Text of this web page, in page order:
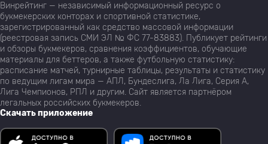
Винрейтинг — независимый информационный ресурс о
букмекерских конторах и спортивной статистике,
зарегистрированный как средство массовой информации
(реестровая запись СМИ ЭЛ № ФС 77-83883). Публикует рейтинги
и обзоры букмекеров, сравнения коэффициентов, обучающие
материалы для беттеров, а также футбольную статистику:
расписание матчей, турнирные таблицы, результаты и статистику
по ведущим лигам мира — АПЛ, Бундеслига, Ла Лига, Серия А,
Лига Чемпионов, РПЛ и другим. Сайт является партнёром
легальных российских букмекеров.
Скачать приложение